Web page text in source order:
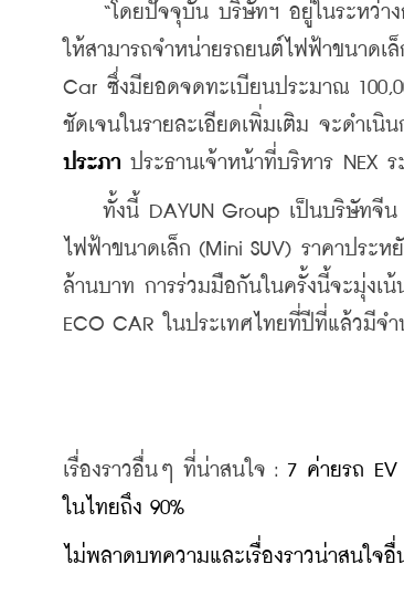
“โดยปัจจุบัน บริษัทฯ อยู่ในระหว่างก
ให้สามารถจำหน่ายรถยนต์ไฟฟ้าขนาดเ
Car ซึ่งมียอดจดทะเบียนประมาณ
ชัดเจนในรายละเอียดเพิ่มเติม จะดำเ
ประภา ประธานเจ้าหน้าที่บริหาร NEX ร
ทั้งนี้ DAYUN Group เป็นบริษัทจีน
ไฟฟ้าขนาดเล็ก (Mini SUV) ราคาประ
ล้านบาท การร่วมมือกันในครั้งนี้จะมุ่งเ
ECO CAR ในประเทศไทยที่ปีที่แล้วมีจ
เรื่องราวอื่นๆ ที่น่าสนใจ : 7 ค่ายรถ
ในไทยถึง 90%
ไม่พลาดบทความและเรื่องราวน่าสนใจ